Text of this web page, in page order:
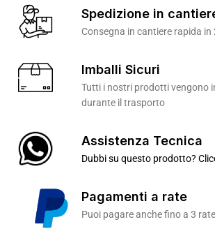
Spedizione in
Consegna in cantiere rapida in
Imballi Sicuri
Tutti i nostri prodotti vengono
durante il trasporto
Assistenza Tecnica
Dubbi su questo prodotto?
Pagamenti a rate
Puoi pagare anche fino a 3